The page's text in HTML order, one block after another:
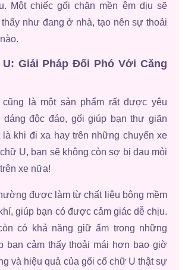
Một chiếc gối chăn mền êm dịu sẽ
thấy như đang ở nhà, tạo nên sự thoải
Giải Pháp Đối Phó Với Căng
là một sản phẩm rất được yêu
dáng độc đáo, gối giúp bạn thư giãn
là khi đi xa hay trên những chuyến xe
U, bạn sẽ không còn sợ bị đau mỏi
xe nữa!
được làm từ chất liệu bông mềm
giúp bạn có được cảm giác dễ chịu.
có khả năng giữ ấm trong những
bạn cảm thấy thoải mái hơn bao giờ
và hiệu quả của gối cổ chữ U thật sự